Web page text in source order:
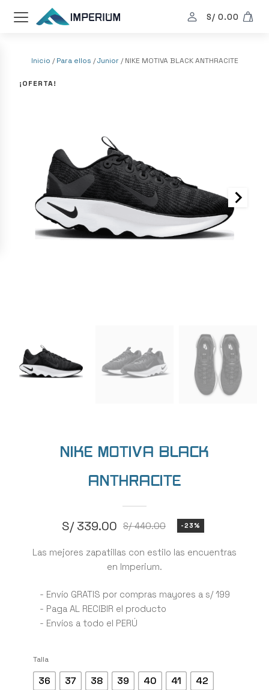
S/ 0.00
Inicio /Para ellos /Junior/ NIKE MOTIVA BLACK ANTHRACITE
¡OFERTA!
NIKE MOTIVA BLACK
ANTHRACITE
S/440.00
El
precio
era:
S/ 440.00.
S/339.00
El
precio
es:
S/ 339.00.
-23%
Las mejores zapatillas con estilo las encuentras
en Imperium.
- Envío GRATIS por compras mayores a s/ 199
- Paga AL RECIBIR el producto
- Envíos a todo el PERÚ
Talla
36 37 38 39 40 41
42